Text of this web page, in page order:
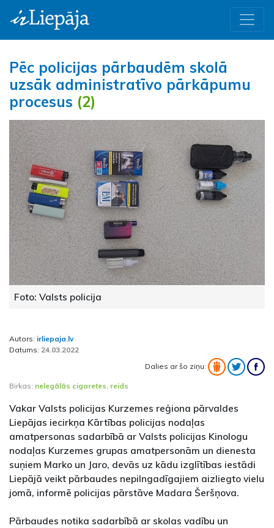
Pēc policijas pārbaudēm skolā
uzsāk administratīvo pārkāpumu
procesus (2)
Foto: Valsts policija
Autors: irliepaja.lv
Datums: 24.03.2022
Dalies ar šo ziņu:
Birkas: nelegālās cigaretes, reids
Vakar Valsts policijas Kurzemes reģiona pārvaldes
Liepājas iecirkņa Kārtības policijas nodaļas
amatpersonas sadarbībā ar Valsts policijas Kinologu
nodaļas Kurzemes grupas amatpersonām un dienesta
suņiem Marko un Jaro, devās uz kādu izglītības iestādi
Liepājā veikt pārbaudes nepilngadīgajiem aizliegto vielu
jomā, informē policijas pārstāve Madara Šeršņova.
Pārbaudes notika sadarbībā ar skolas vadību un